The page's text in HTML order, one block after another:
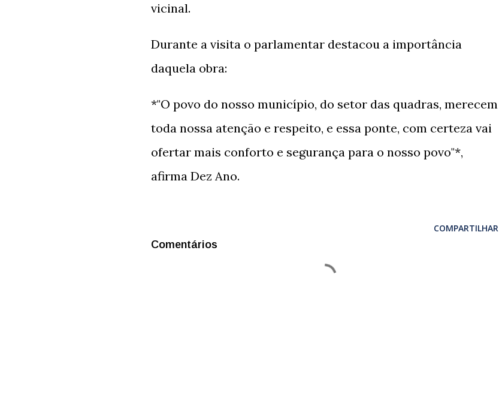
vicinal.
Durante a visita o parlamentar destacou a importância
daquela obra:
*"O povo do nosso município, do setor das quadras, merecem
toda nossa atenção e respeito, e essa ponte, com certeza vai
ofertar mais conforto e segurança para o nosso povo"*,
afirma Dez Ano.
COMPARTILHAR
Comentários